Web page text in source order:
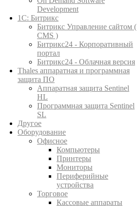
Development
1С: Битрикс
Битрикс Управление сайтом (
CMS )
Битрикс24 - Корпоративный
портал
Битрикс24 - Облачная версия
Thales аппаратная и программная
защита ПО
Аппаратная защита Sentinel
HL
Программная защита Sentinel
SL
Другое
Оборудование
Офисное
Компьютеры
Принтеры
Мониторы
Периферийные
устройства
Торговое
Кассовые аппараты